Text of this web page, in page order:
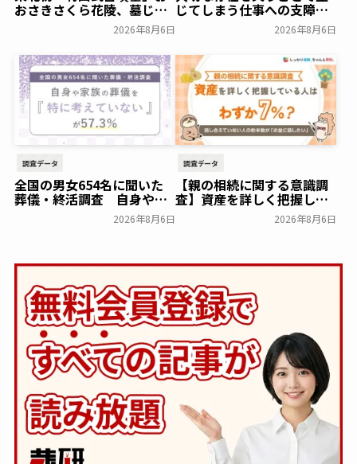
おさきさくら花陵、墓じま
いのご負担を軽減する「墓
じまいアシストプラン」を
開始 ─ 合同永久埋葬（合祀
墓）への改葬がお二人目以
降100,000円（税込）に
【株式会社前方後円墳】～
前方後円墳～ 一般公開
2026年8月6日
じてしまう仕事への支障
「経験がある」38.8％～ビ
ースタイルグループ～
一般公開
2026年8月6日
調査データ
全国の男女654名に聞いた
葬儀・終活調査 自身や家
族の葬儀について「特に考
えていない」が57.3％～
2026年8月6日
調査データ
【親の相続に関する意識調
査】資産を詳しく把握して
いる人はわずか7％？具体的
に話せていない人の約半数
節約。」が親の相続につい
て400名を対象に意識調査
を実施～Sasuke Financial
Lab～ 一般公開
2026年8月6日